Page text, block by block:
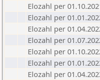
Elozahl per
Elozahl per
Elozahl per
Elozahl per
Elozahl per
Elozahl per
Elozahl per